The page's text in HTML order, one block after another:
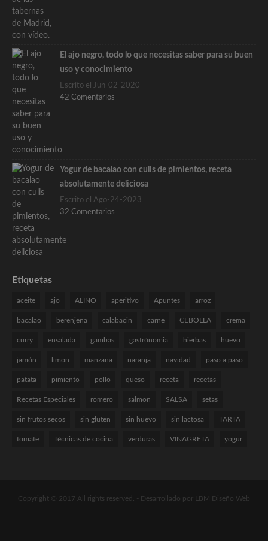
El ajo negro, todo lo que necesitas saber para su buen
uso y conocimiento
Escrito el Jun-02-2020
42 Comentarios
Yogur de bacalao con culis de pimientos, receta
absolutamente deliciosa
Escrito el Ago-24-2023
32 Comentarios
Etiquetas
aceite ajo ALIÑO aperitivo Apuntes arroz
bacalao berenjena calabacin carne CEBOLLA crema
curry ensalada gambas gastrónomia hierbas huevo
jamón limon manzana naranja navidad paso a paso
patata pimiento pollo queso receta recetas
Recetas Especiales romero salmon SALSA setas
sin frutos secos sin gluten sin huevo sin lactosa TARTA
tomate Técnicas de cocina verduras VINAGRETA yogur
Copyright © 2017 All rights reserved. - Desarrollado por LBM Diseño Web